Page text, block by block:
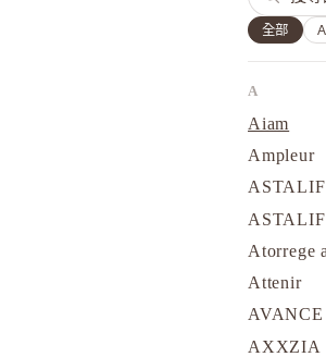
全部
A
Aiam
Ampleur
Atorrege
Attenir
AVANCE
AXXZIA